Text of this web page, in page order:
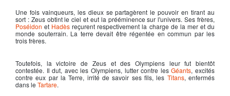
Une fois vainqueurs, les dieux se partagèrent le pouvoir en tirant au
sort : Zeusobtint le ciel et eut la prééminence sur l'univers. Ses frères,
Poséidon et Hadès reçurent respectivement la charge de la mer et du
monde souterrain. La terre devait être régentée en commun par les
trois frères.
Toutefois, la victoire de Zeuset des Olympiensleur fut bientôt
contestée. Il dut, avec les Olympiens, lutter contre lesGéants, excités
contre eux par la Terre, irrité de savoir ses fils, les Titans, enfermés
dans le Tartare.